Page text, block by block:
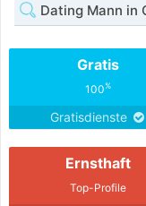
Dating Mann in
Gratis
100%
Gratisdienste
Ernsthaft
Top-Profile